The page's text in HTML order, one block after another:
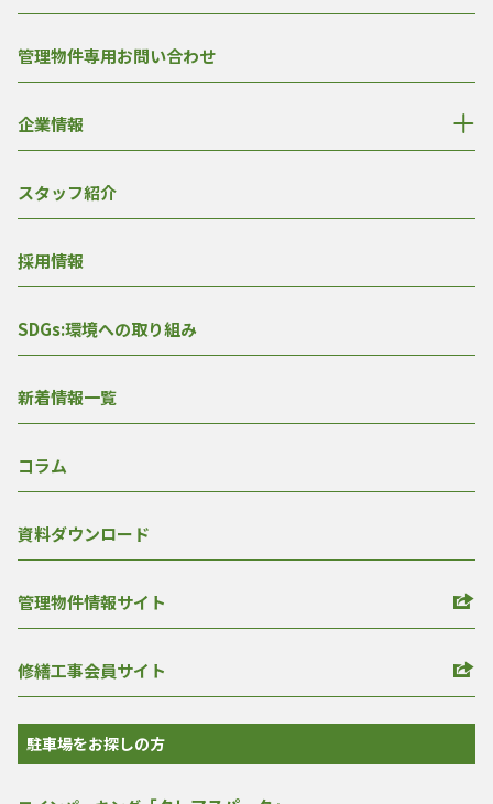
管理物件専用お問い合わせ
企業情報
スタッフ紹介
採用情報
SDGs:環境への取り組み
新着情報一覧
コラム
資料ダウンロード
管理物件情報サイト
修繕工事会員サイト
駐車場をお探しの方